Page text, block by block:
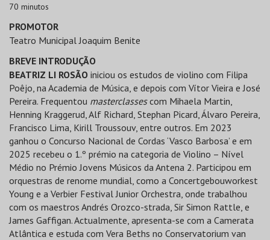
70 minutos
PROMOTOR
Teatro Municipal Joaquim Benite
BREVE INTRODUÇÃO
BEATRIZ LI ROSÃO iniciou os estudos de violino com Filipa
Poêjo, na Academia de Música, e depois com Vítor Vieira e José
Pereira. Frequentou masterclassescom Mihaela Martin,
Henning Kraggerud, Alf Richard, Stephan Picard, Álvaro Pereira,
Francisco Lima, Kirill Troussouv, entre outros. Em 2023
ganhou o Concurso Nacional de Cordas ‘Vasco Barbosa’ e em
2025 recebeu o 1.º prémio na categoria de Violino – Nível
Médio no Prémio Jovens Músicos da Antena 2. Participou em
orquestras de renome mundial, como a Concertgebouworkest
Young e a Verbier Festival Junior Orchestra, onde trabalhou
com os maestros Andrés Orozco-strada, Sir Simon Rattle, e
James Gaffigan. Actualmente, apresenta-se com a Camerata
Atlântica e estuda com Vera Beths no Conservatorium van